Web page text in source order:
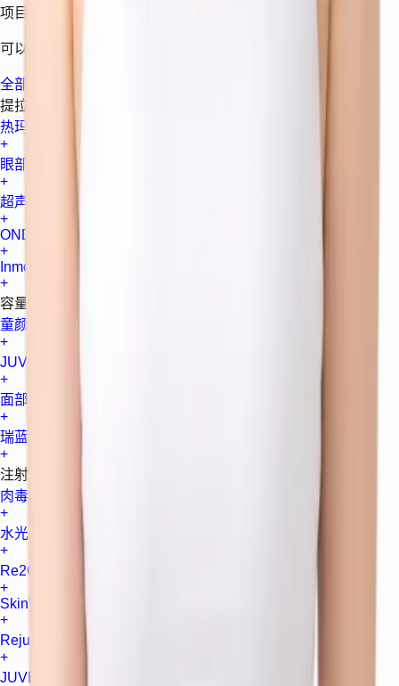
项目一览
可以直接进入更符合当前诉求的项目页面。
全部项目
提拉
热玛吉 FLX
+
眼部热玛吉
+
超声刀 Prime
+
ONDA
+
Inmode
+
容量
童颜针
+
JUVELOOK 容量
+
面部填充 (玻尿酸 HA)
+
瑞蓝
+
注射与水光
肉毒素
+
水光肉毒
+
Re2O (ECM 促进剂)
+
SkinVive
+
Rejuran 三文鱼针
+
JUVELOOK 童颜针